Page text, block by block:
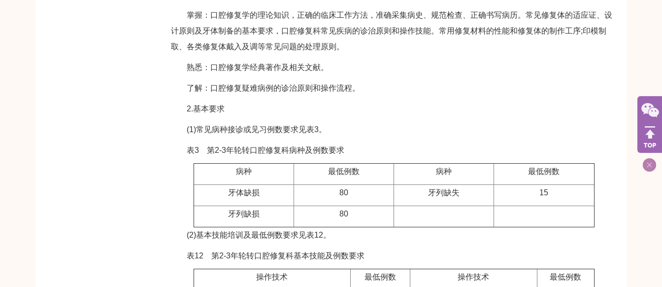
掌握：口腔修复学的理论知识，正确的临床工作方法，准确采集病史、规范检查、正确书写病历。常见修复体的适应证、设
计原则及牙体制备的基本要求，口腔修复科常见疾病的诊治原则和操作技能。常用修复材料的性能和修复体的制作工序;印模制
取、各类修复体戴入及调等常见问题的处理原则。
熟悉：口腔修复学经典著作及相关文献。
了解：口腔修复疑难病例的诊治原则和操作流程。
2.基本要求
(1)常见病种接诊或见习例数要求见表3。
表3 第2-3年轮转口腔修复科病种及例数要求
病种 最低例数 病种 最低例数
牙体缺损 80 牙列缺失 15
牙列缺损 80
(2)基本技能培训及最低例数要求见表12。
表12 第2-3年轮转口腔修复科基本技能及例数要求
操作技术 最低例数 操作技术 最低例数